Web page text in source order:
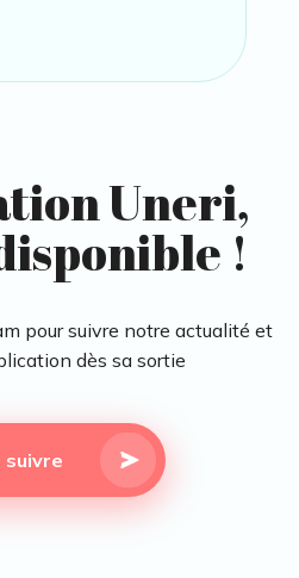
Uneri,
!
pour suivre notre actualité et
dès sa sortie
suivre